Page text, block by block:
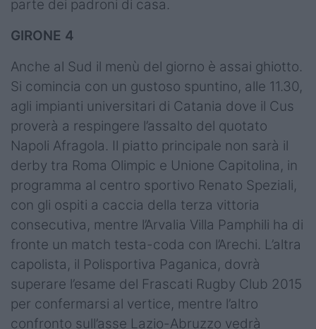
parte dei padroni di casa.
GIRONE 4
Anche al Sud il menù del giorno è assai ghiotto.
Si comincia con un gustoso spuntino, alle 11.30,
agli impianti universitari di Catania dove il Cus
proverà a respingere l’assalto del quotato
Napoli Afragola. Il piatto principale non sarà il
derby tra Roma Olimpic e Unione Capitolina, in
programma al centro sportivo Renato Speziali,
con gli ospiti a caccia della terza vittoria
consecutiva, mentre l’Arvalia Villa Pamphili ha di
fronte un match testa-coda con l’Arechi. L’altra
capolista, il Polisportiva Paganica, dovrà
superare l’esame del Frascati Rugby Club 2015
per confermarsi al vertice, mentre l’altro
confronto sull’asse Lazio-Abruzzo vedrà